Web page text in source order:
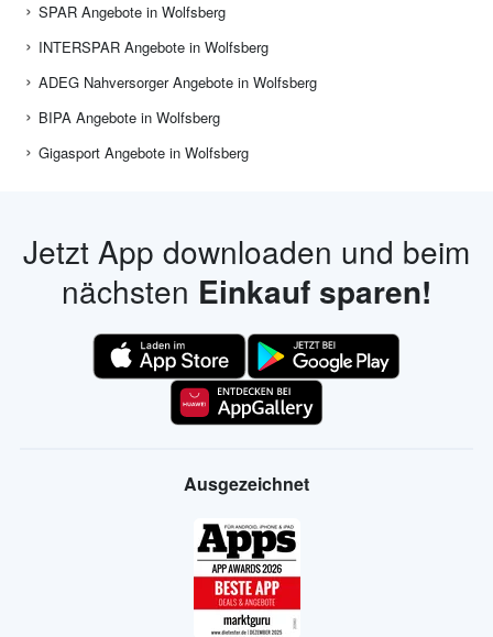
SPAR Angebote in Wolfsberg
INTERSPAR Angebote in Wolfsberg
ADEG Nahversorger Angebote in Wolfsberg
BIPA Angebote in Wolfsberg
Gigasport Angebote in Wolfsberg
Jetzt App downloaden und beim
nächsten Einkauf sparen!
Ausgezeichnet